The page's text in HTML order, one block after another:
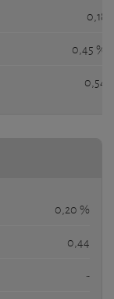
0,18
0,45 %
0,54
0,20 %
0,44
-